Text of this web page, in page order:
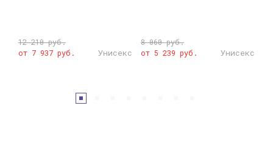
от 7 937 руб.
12 210 руб.
Унисекс от 5 239 руб.
8 060 руб.
Унисекс